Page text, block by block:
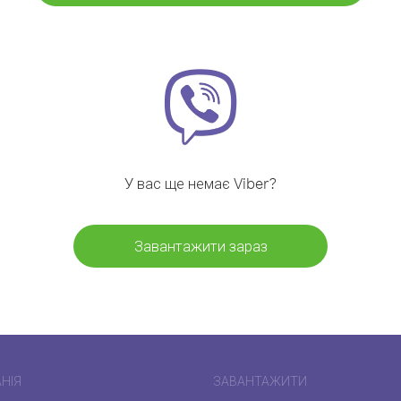
У вас ще немає Viber?
Завантажити зараз
ЗАВАНТАЖИТИ